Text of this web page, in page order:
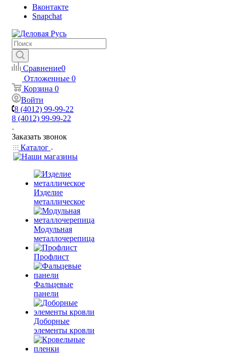
Вконтакте
Snapchat
Сравнение0
Отложенные 0
Корзина 0
Войти
8 (4012) 99-99-22
8 (4012) 99-99-22
Заказать звонок
Каталог
Изделие
металлическое
Модульная
металлочерепица
Профлист
Фальцевые
панели
Доборные
элементы кровли